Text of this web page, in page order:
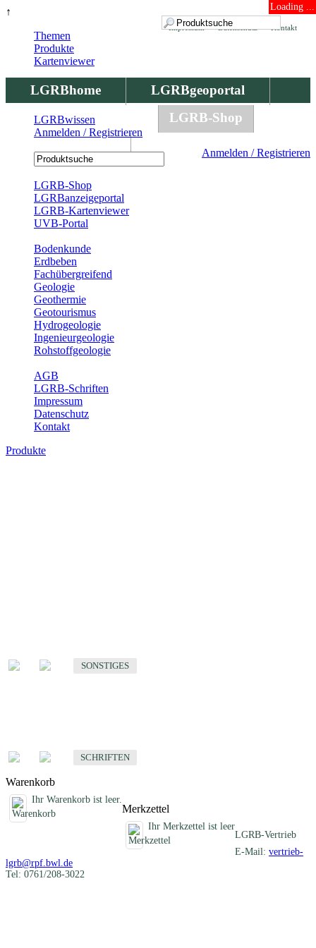
↑ Loading ...
Kontakt
Datenschutz
Impressum
LGRBhome
LGRBgeoportal
LGRBbohrungen
LGRB-Shop
Anmelden / Registrieren
Themen
Produkte
Kartenviewer
LGRBwissen
Anmelden / Registrieren
LGRB-Shop
LGRBanzeigeportal
LGRB-Kartenviewer
UVB-Portal
Bodenkunde
Erdbeben
Fachübergreifend
Geologie
Geothermie
Geotourismus
Hydrogeologie
Ingenieurgeologie
Rohstoffgeologie
AGB
LGRB-Schriften
Impressum
Datenschutz
Kontakt
Produkte
SONSTIGES
SCHRIFTEN
Warenkorb
Ihr Warenkorb ist leer.
Merkzettel
Ihr Merkzettel ist leer
LGRB-Vertrieb
E-Mail: vertrieb-
lgrb@rpf.bwl.de
Tel: 0761/208-3022